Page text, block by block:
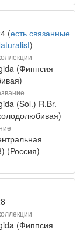
(есть связанные
)
(Фиппсия
(Sol.) R.Br.
(Россия)
(Фиппсия